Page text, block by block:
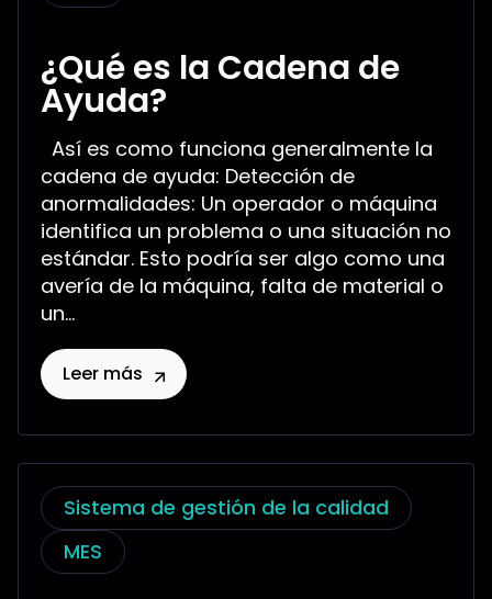
¿Qué es la Cadena de
Ayuda?
Así es como funciona generalmente la
cadena de ayuda: Detección de
anormalidades: Un operador o máquina
identifica un problema o una situación no
estándar. Esto podría ser algo como una
avería de la máquina, falta de material o
un...
Leer más
Sistema de gestión de la calidad
MES